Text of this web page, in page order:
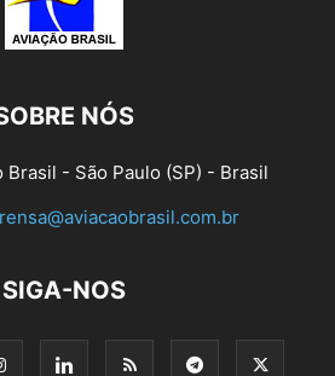
NÓS
Brasil - São Paulo (SP) - Brasil
SIGA-NOS